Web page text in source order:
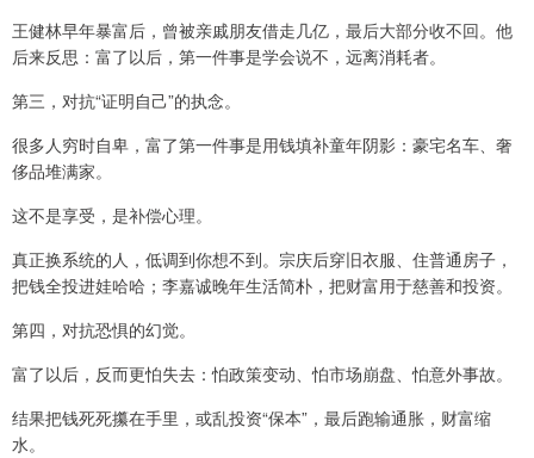
王健林早年暴富后，曾被亲戚朋友借走几亿，最后大部分收不回。他
后来反思：富了以后，第一件事是学会说不，远离消耗者。
第三，对抗“证明自己”的执念。
很多人穷时自卑，富了第一件事是用钱填补童年阴影：豪宅名车、奢
侈品堆满家。
这不是享受，是补偿心理。
真正换系统的人，低调到你想不到。宗庆后穿旧衣服、住普通房子，
把钱全投进娃哈哈；李嘉诚晚年生活简朴，把财富用于慈善和投资。
第四，对抗恐惧的幻觉。
富了以后，反而更怕失去：怕政策变动、怕市场崩盘、怕意外事故。
结果把钱死死攥在手里，或乱投资“保本”，最后跑输通胀，财富缩
水。